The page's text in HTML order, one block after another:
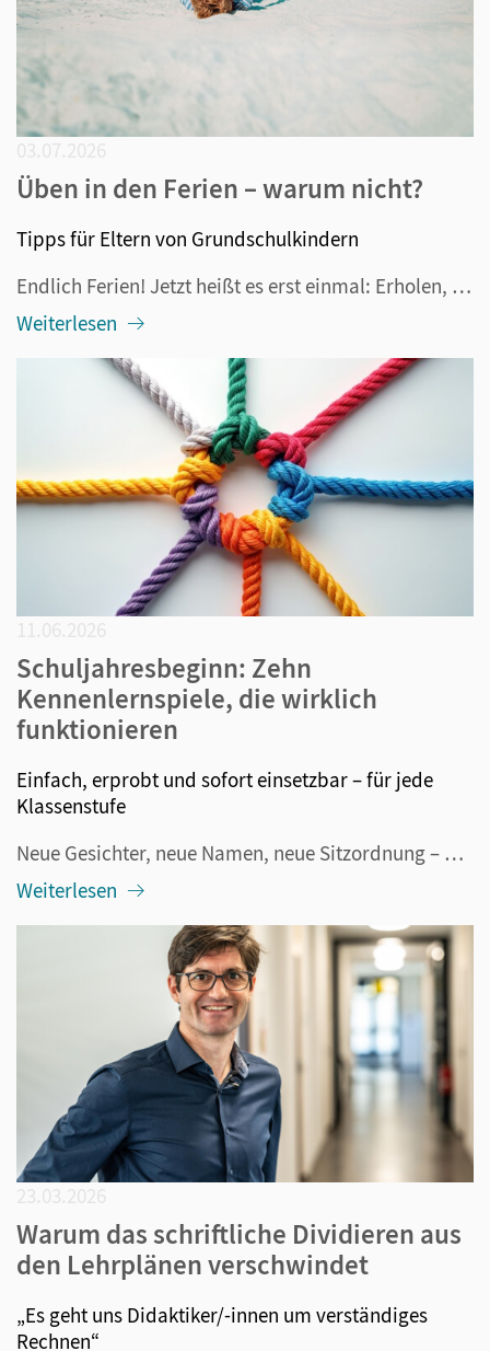
Üben in den Ferien – warum nicht?
Tipps für Eltern von Grundschulkindern
Endlich Ferien! Jetzt heißt es erst einmal: Erholen, ausschlafen, nur das tun, wozu man Lust hat und in den Urlaub fahren. Aber deswegen muss ja nicht das Denken und Lernen eingestellt werden. Tatsächlich funktioniert das sowieso nicht, denn schließlich lernt das Gehirn immer und es lernt gern. Dazu...
Weiterlesen
Schuljahresbeginn: Zehn
Kennenlernspiele, die wirklich
funktionieren
Einfach, erprobt und sofort einsetzbar – für jede
Klassenstufe
Neue Gesichter, neue Namen, neue Sitzordnung – und mittendrin dreißig Kinder oder Jugendliche, die zwischen Neugier und Nervosität schwanken. Der Schuljahresbeginn ist für alle Beteiligten aufregend. Und genau deshalb lohnt es sich, die ersten Stunden nicht dem Zufall zu überlassen. Kennenlernspiele...
Weiterlesen
Warum das schriftliche Dividieren aus
den Lehrplänen verschwindet
„Es geht uns Didaktiker/-innen um verständiges
Rechnen“